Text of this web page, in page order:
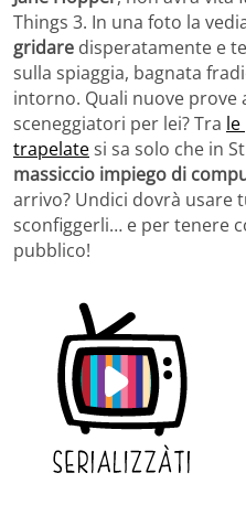
Things 3. In una foto la
gridare disperatamente e
sulla spiaggia, bagnata
intorno. Quali nuove prove
sceneggiatori per lei? Tra le
trapelatesi sa solo che in
massiccio impiego di
arrivo? Undici dovrà usare
sconfiggerli… e per tenere
pubblico!